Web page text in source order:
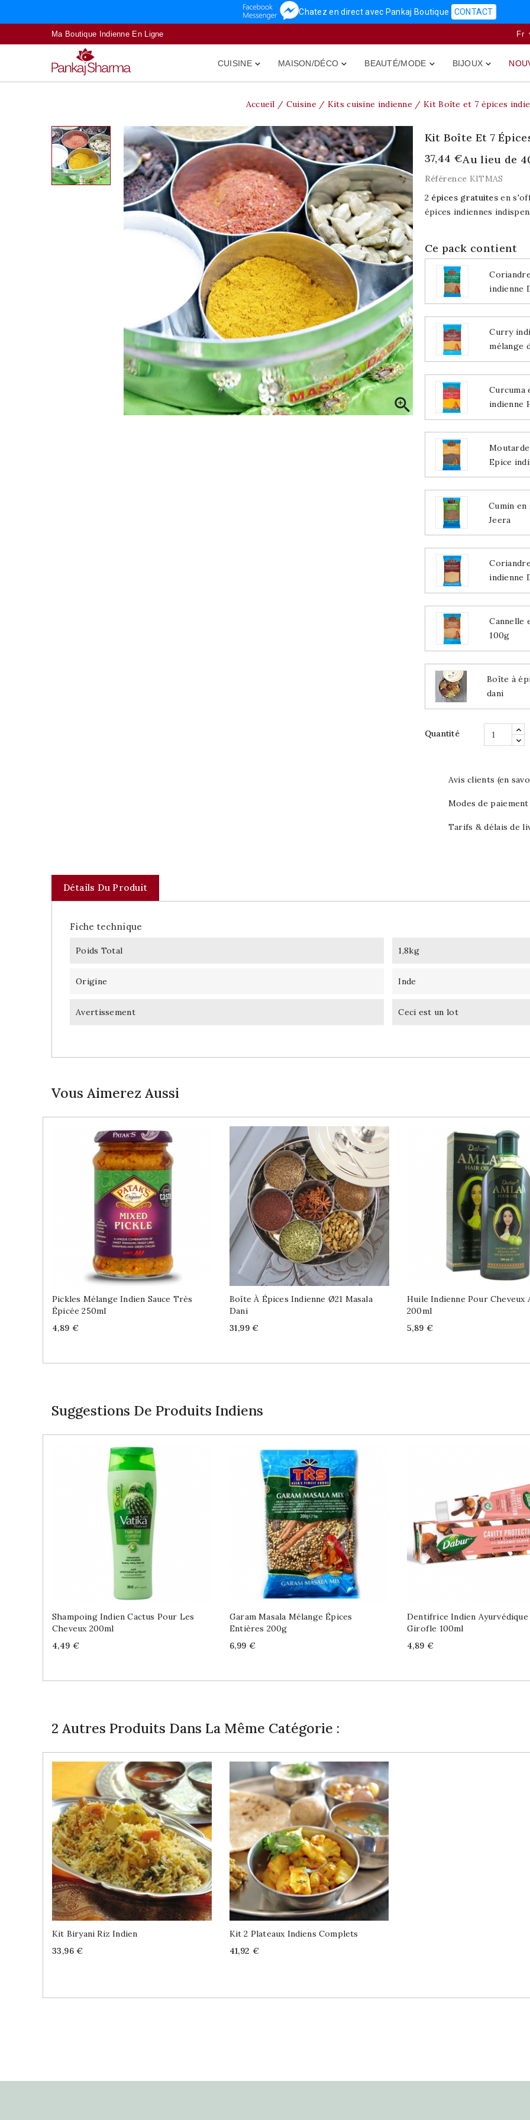
Chatez en direct avec Pankaj Boutique CONTACT
Ma Boutique Indienne En Ligne Fr

CUISINE 
MAISON/DÉCO 
BEAUTÉ/MODE 
BIJOUX
Accueil Cuisine Kits cuisine indienne Kit Boîte et 7 épices

Kit Boîte Et 7
37,44 €Au lieu de
Référence KITMAS
2 épices gratuites en
épices indiennes
Ce pack contient
indienne
Curry
mélange
Curcuma
indienne
Epice
Cumin
Jeera
indienne
Cannelle
100g
Boîte à
dani
Quantité
Avis clients (en
Modes de
Tarifs & délais de
Détails Du Produit
Fiche technique
Poids Total 1,8kg
Origine Inde
Avertissement Ceci est un lot
Vous Aimerez Aussi
Pickles Mélange Indien Sauce Très
Épicée 250ml
Price
4,89 €
Boîte À Épices Indienne Ø21 Masala
Dani
Price
31,99 €
Huile Indienne Pour Cheveux
200ml
Price
5,89 €
Suggestions De Produits Indiens
Shampoing Indien Cactus Pour Les
Cheveux 200ml
Price
4,49 €
Garam Masala Mélange Épices
Entières 200g
Price
6,99 €
Dentifrice Indien Ayurvédique
Girofle 100ml
Price
4,89 €
2 Autres Produits Dans La Même Catégorie :
Kit Biryani Riz Indien
Price
33,96 €
Kit 2 Plateaux Indiens Complets
Price
41,92 €